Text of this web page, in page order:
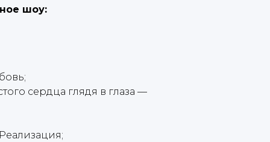
шоу:
сердца глядя в глаза —